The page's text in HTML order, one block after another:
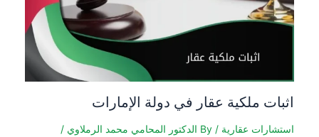
اثبات ملكية عقار في دولة الإمارات
استشارات عقارية / By الدكتور المحامي محمد الرملاوي /